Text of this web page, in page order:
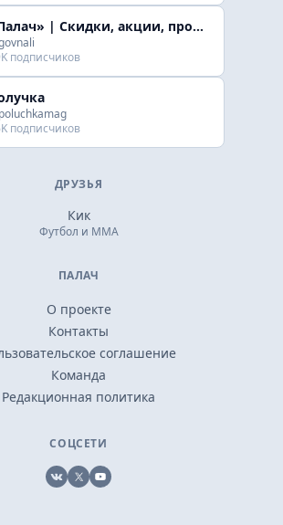
«Палач» | Скидки, акции, промокоды
подписчиков
подписчиков
ДРУЗЬЯ
Кик
Футбол и ММА
ПАЛАЧ
О проекте
Контакты
соглашение
Команда
Редакционная политика
СОЦСЕТИ
VK X YouTube